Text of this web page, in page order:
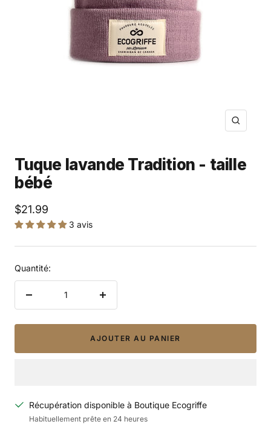
Zoom
Tuque lavande Tradition - taille
bébé
Prix
de
vente
$21.99
3 avis
Quantité:
Augmenter
AJOUTER AU PANIER
Récupération disponible à Boutique Ecogriffe
Habituellement prête en 24 heures